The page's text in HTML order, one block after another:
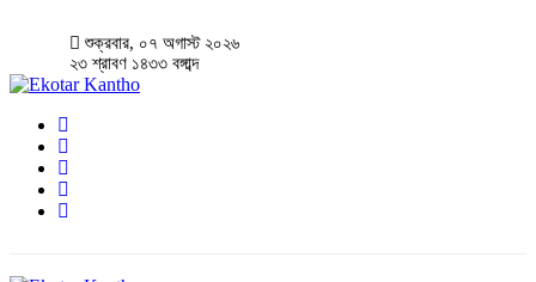
শুক্রবার, ০৭ অগাস্ট ২০২৬
২৩ শ্রাবণ ১৪৩৩ বঙ্গাব্দ